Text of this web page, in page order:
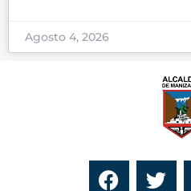
Agosto 4, 2026